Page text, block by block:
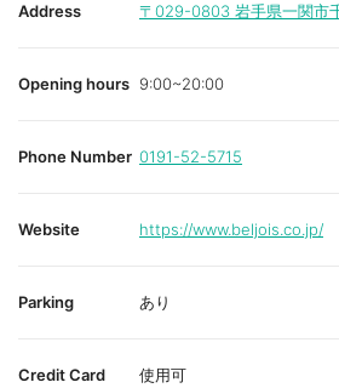
Address 〒029-0803 岩手県一関市
Opening hours 9:00~20:00
Phone Number 0191-52-5715
Website https://www.beljois.co.jp/
Parking あり
Credit Card 使用可